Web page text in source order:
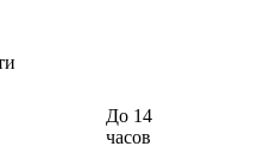
До 14
часов